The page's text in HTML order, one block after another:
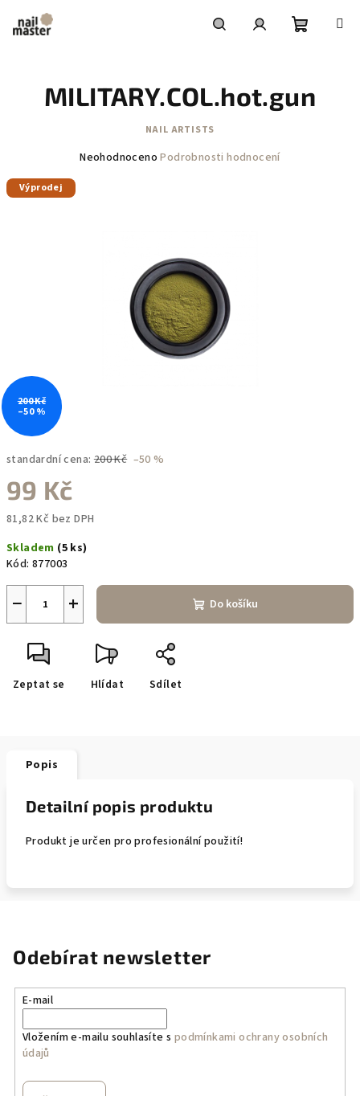
obsah
košík
standardní cena: 200 Kč –50 %
99 Kč
81,82 Kč bez DPH
cena:
Skladem (5 ks)
Kód: 877003
+
− Do košíku
Zeptat se Hlídat Sdílet
MILITARY.COL.hot.gun
NAIL ARTISTS
Průměrné
Neohodnoceno Podrobnosti hodnocení
Výprodej
200 Kč
–50 %
Popis
Detailní popis produktu
Produkt je určen pro profesionální použití!
Odebírat newsletter
E-mail
Vložením e-mailu souhlasíte s podmínkami ochrany osobních
údajů